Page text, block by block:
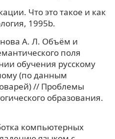
Что это такое и как
1995b.
А. Л. Объём и
поля
обучения русскому
(по данным
// Проблемы
образования.
компьютерных